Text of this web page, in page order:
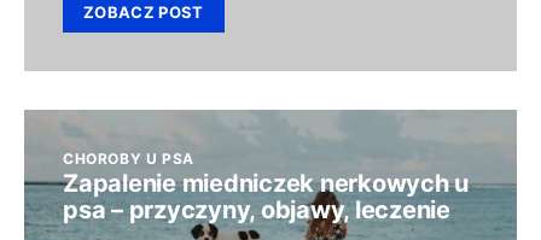
ZOBACZ POST
CHOROBY U PSA
Zapalenie miedniczek nerkowych u
psa – przyczyny, objawy, leczenie